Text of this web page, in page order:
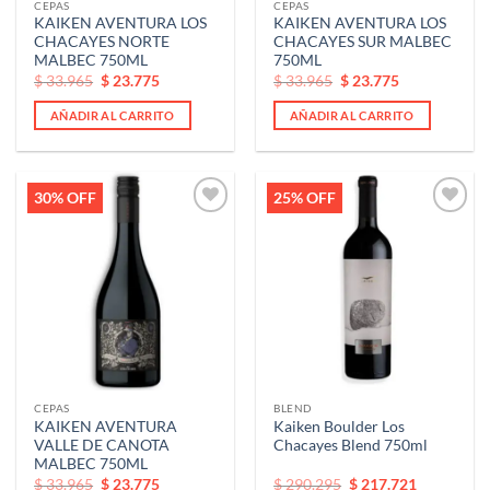
CEPAS
KAIKEN AVENTURA LOS
CHACAYES NORTE
MALBEC 750ML
El
precio
original
era:
$33.965 El
actual
es:
$ 23.775
AÑADIR AL CARRITO
CEPAS
KAIKEN AVENTURA LOS
CHACAYES SUR MALBEC
750ML
El
precio
original
era:
$33.965 El
actual
es:
$ 23.775
AÑADIR AL CARRITO
30% OFF
CEPAS
KAIKEN AVENTURA
VALLE DE CANOTA
MALBEC 750ML
El
$33.965 El
$ 23.775
25% OFF
BLEND
Kaiken Boulder Los
Chacayes Blend 750ml
El
$290.295 El
$ 217.721